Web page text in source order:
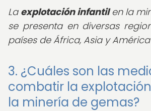
La explotación infantilen la
se presenta en diversas
países de África, Asia y
3. ¿Cuáles son las
combatir la
la minería de gemas?